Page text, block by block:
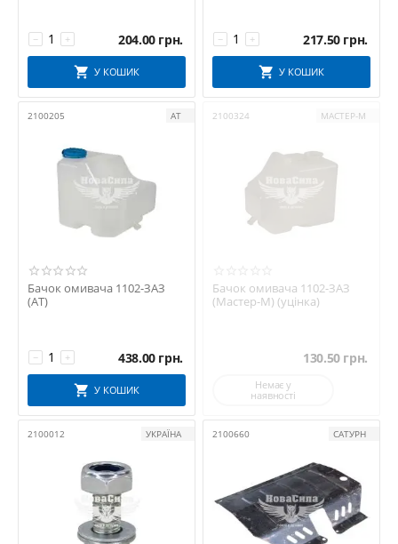
+
− 204.00 грн.
У КОШИК
+
− 217.50 грн.
У КОШИК
2100205 АТ
Бачок омивача 1102-ЗАЗ
(АТ)
+
− 438.00 грн.
У КОШИК
2100324 МАСТЕР-М
Бачок омивача 1102-ЗАЗ
(Мастер-М) (уцінка)
130.50 грн.
Немає у
наявності
2100012 УКРАЇНА 2100660 САТУРН